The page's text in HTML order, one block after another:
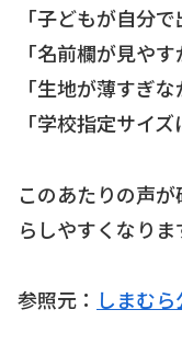
「子どもが自分
「名前欄が見やす
「生地が薄すぎな
「学校指定サイズ
このあたりの声
らしやすくなりま
参照元： しまむ